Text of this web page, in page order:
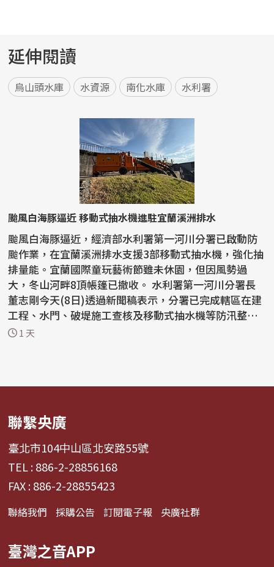
延伸閱讀
烏山頭水庫 水資源 南化水庫 水利署
颱風白海豚逼近 移動式抽水機進駐宜蘭溪洲排水
颱風白海豚逼近，經濟部水利署第一河川分署已啟動防
颱作業，在宜蘭溪洲排水支援3部移動式抽水機，強化抽
排量能。宜蘭國際童玩藝術節雖未休園，但因風勢過
大，冬山河畔8頂帳篷已撤收。 水利署第一河川分署長
董志剛今天(8日)透過新聞稿表示，分署已完成轄區在建
工程、水門、破堤施工查核及移動式抽水機等防汛整備
工作...
1 天
聯繫央廣
臺北市104中山區北安路55號
TEL : 886-2-28856168
FAX : 886-2-28855423
聯絡我們 採購公告 訂閱電子報 央廣社群
臺灣之音APP